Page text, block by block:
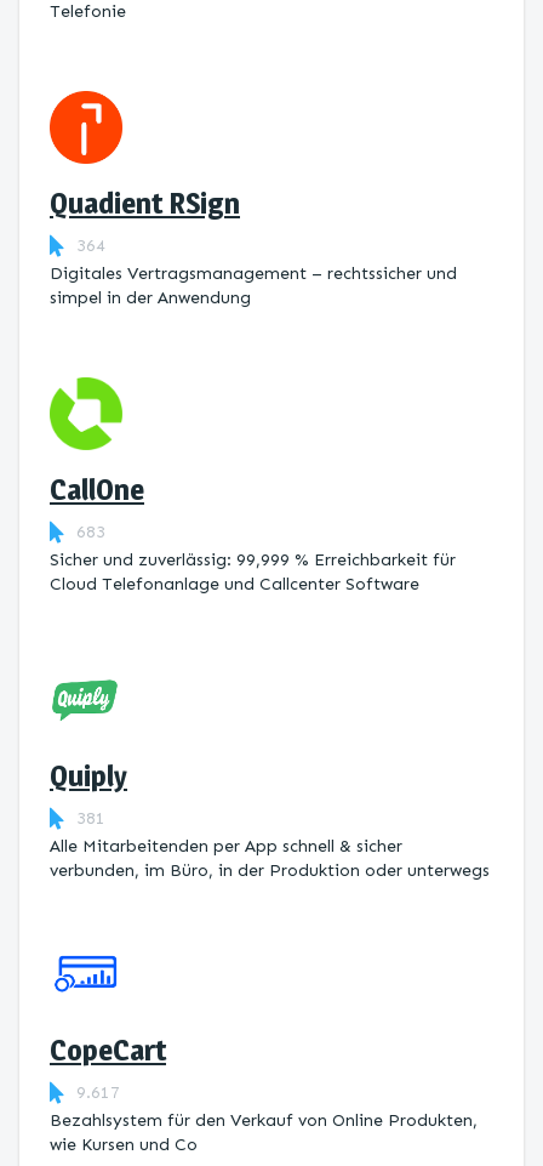
Telefonie
Quadient RSign
364
Digitales Vertragsmanagement – rechtssicher und
simpel in der Anwendung
CallOne
683
Sicher und zuverlässig: 99,999 % Erreichbarkeit für
Cloud Telefonanlage und Callcenter Software
Quiply
381
Alle Mitarbeitenden per App schnell & sicher
verbunden, im Büro, in der Produktion oder unterwegs
CopeCart
9.617
Bezahlsystem für den Verkauf von Online Produkten,
wie Kursen und Co